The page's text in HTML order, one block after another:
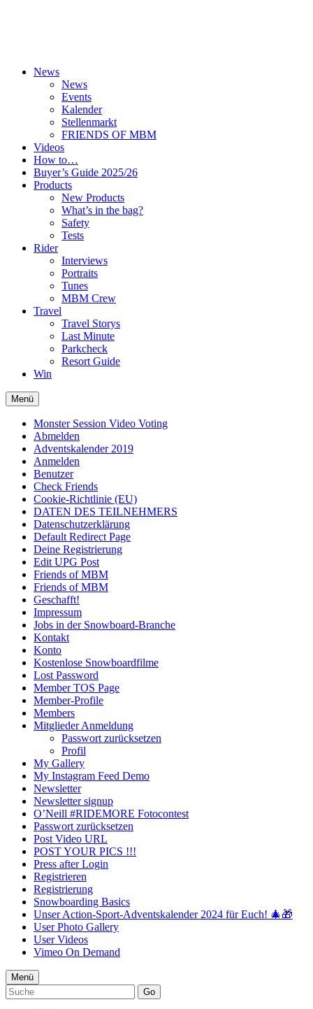
News
News
Events
Kalender
Stellenmarkt
FRIENDS OF MBM
Videos
How to…
Buyer’s Guide 2025/26
Products
New Products
What’s in the bag?
Safety
Tests
Rider
Interviews
Portraits
Tunes
MBM Crew
Travel
Travel Storys
Last Minute
Parkcheck
Resort Guide
Win
Menü
Monster Session Video Voting
Abmelden
Adventskalender 2019
Anmelden
Benutzer
Check Friends
Cookie-Richtlinie (EU)
DATEN DES TEILNEHMERS
Datenschutzerklärung
Default Redirect Page
Deine Registrierung
Edit UPG Post
Friends of MBM
Friends of MBM
Geschafft!
Impressum
Jobs in der Snowboard-Branche
Kontakt
Konto
Kostenlose Snowboardfilme
Lost Password
Member TOS Page
Member-Profile
Members
Mitglieder Anmeldung
Passwort zurücksetzen
Profil
My Gallery
My Instagram Feed Demo
Newsletter
Newsletter signup
O’Neill #RIDEMORE Fotocontest
Passwort zurücksetzen
Post Video URL
POST YOUR PICS !!!
Press after Login
Registrieren
Registrierung
Snowboarding Basics
Unser Action-Sport-Adventskalender 2024 für Euch! 🎄🎁
User Photo Gallery
User Videos
Vimeo On Demand
Menü
Go